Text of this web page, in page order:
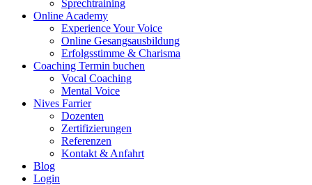
Sprechtraining
Online Academy
Experience Your Voice
Online Gesangsausbildung
Erfolgsstimme & Charisma
Coaching Termin buchen
Vocal Coaching
Mental Voice
Nives Farrier
Dozenten
Zertifizierungen
Referenzen
Kontakt & Anfahrt
Blog
Login